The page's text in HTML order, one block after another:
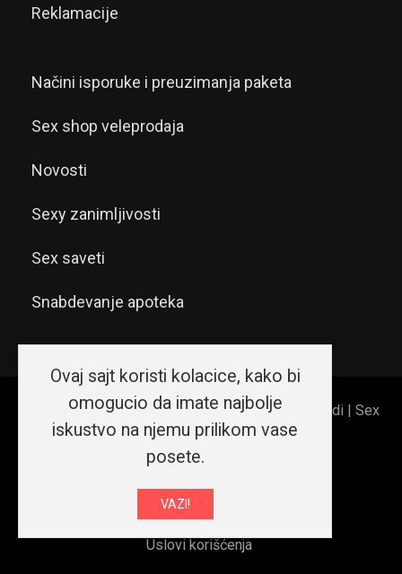
Reklamacije
Načini isporuke i preuzimanja paketa
Sex shop veleprodaja
Novosti
Sexy zanimljivosti
Sex saveti
Snabdevanje apoteka
© 2026 Sex shop Beograd | Erotic shop Srećni ljudi | Sex
shop Srbija. Sva prava zadržana.
O nama
Izjava o privatnosti i sigurnosti podataka
Uslovi korišćenja
Ovaj sajt koristi kolacice, kako bi
omogucio da imate najbolje
iskustvo na njemu prilikom vase
posete.
VAZI!